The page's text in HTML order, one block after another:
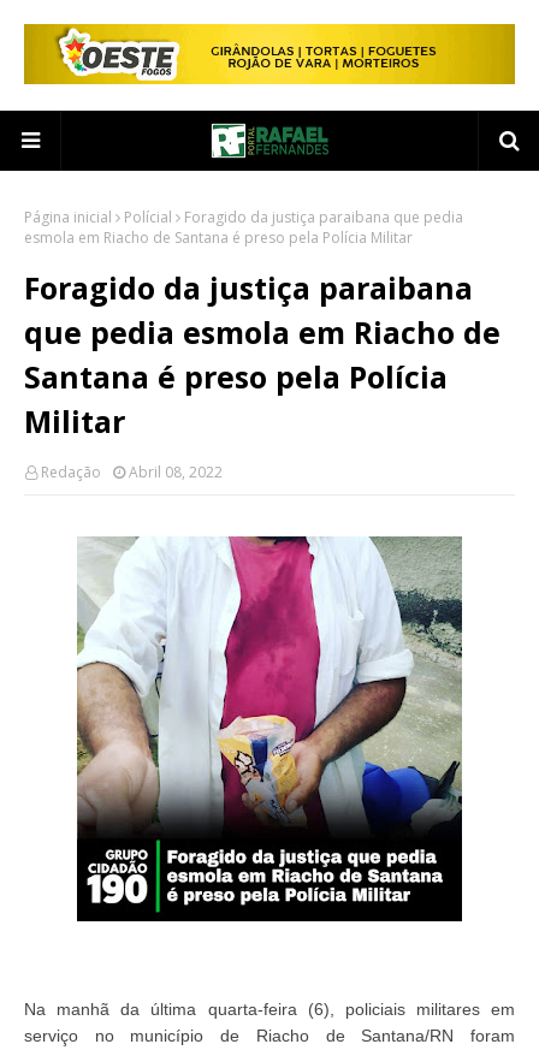
Página inicial Polícial
Foragido da justiça paraibana que pedia
esmola em Riacho de Santana é preso pela Polícia Militar
Foragido da justiça paraibana
que pedia esmola em Riacho de
Santana é preso pela Polícia
Militar
Redação Abril 08, 2022
Na manhã da última quarta-feira (6), policiais militares em
serviço no município de Riacho de Santana/RN foram